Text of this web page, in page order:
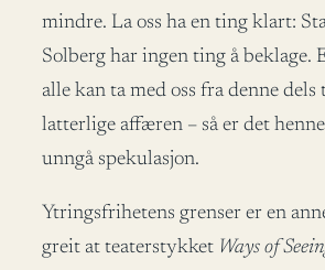
mindre. La oss ha en ting klart:
Solberg har ingen ting å beklage.
alle kan ta med oss fra denne dels
latterlige affæren – så er det
unngå spekulasjon.
Ytringsfrihetens grenser er en
greit at teaterstykket Ways of